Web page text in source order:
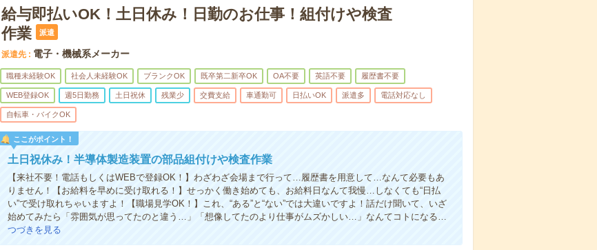
給与即払いOK！土日休み！日勤のお仕事！組付けや検査
作業
派遣
派遣先 電子・機械系メーカー
職種未経験OK 社会人未経験OK ブランクOK 既卒第二新卒OK OA不要 英語不要 履歴書不要
WEB登録OK 週5日勤務 土日祝休 残業少 交費支給 車通勤可 日払いOK 派遣多 電話対応なし
自転車・バイクOK
ここがポイント！
土日祝休み！半導体製造装置の部品組付けや検査作業
【来社不要！電話もしくはWEBで登録OK！】わざわざ会場まで行って…履歴書を用意して…なんて必要もあ
りません！【お給料を早めに受け取れる！】せっかく働き始めても、お給料日なんて我慢…しなくても“日払
い”で受け取れちゃいますよ！【職場見学OK！】これ、“ある”と“ない”では大違いですよ！話だけ聞いて、いざ
始めてみたら「雰囲気が思ってたのと違う…」「想像してたのより仕事がムズかしい…」なんてコトになる…
つづきを見る